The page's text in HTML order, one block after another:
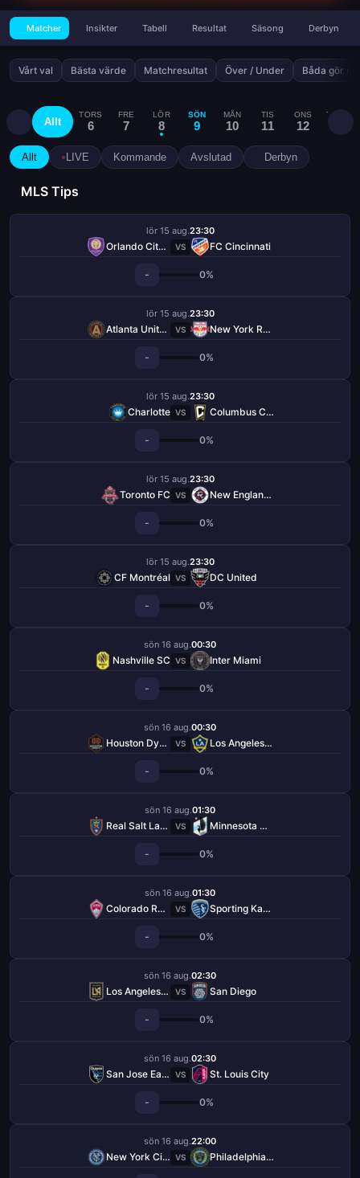
Matcher Insikter Tabell Resultat Säsong Derbyn
Vårt val Bästa värde Matchresultat Över / Under Båda gör
Allt
TORS
6
FRE
7
LÖR
8
SÖN
9
MÅN
10
TIS
11
ONS
12
TORS
Allt LIVE Kommande Avslutad Derbyn
MLS Tips
lör 15 aug.23:30
Orlando City SC VS FC Cincinnati
- 0%
lör 15 aug.23:30
Atlanta United FC VS New York Red Bulls
- 0%
lör 15 aug.23:30
Charlotte VS Columbus Crew
- 0%
lör 15 aug.23:30
Toronto FC VS New England Revolution
- 0%
lör 15 aug.23:30
CF Montréal VS DC United
- 0%
sön 16 aug.00:30
Nashville SC VS Inter Miami
- 0%
sön 16 aug.00:30
Houston Dynamo VS Los Angeles Galaxy
- 0%
sön 16 aug.01:30
Real Salt Lake VS Minnesota United FC
- 0%
sön 16 aug.01:30
Colorado Rapids VS Sporting Kansas City
- 0%
sön 16 aug.02:30
Los Angeles FC VS San Diego
- 0%
sön 16 aug.02:30
San Jose Earthquakes VS St. Louis City
- 0%
sön 16 aug.22:00
New York City FC VS Philadelphia Union